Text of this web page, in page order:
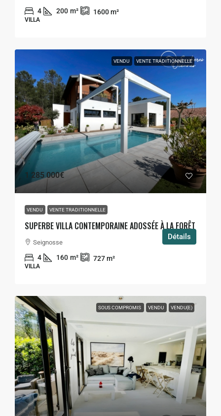
4 200 m² 1600m²
VILLA
VENDU VENTE TRADITIONNELLE
1 285 000€
VENDU VENTE TRADITIONNELLE
SUPERBE VILLA CONTEMPORAINE ADOSSÉE À LA FORÊT
Seignosse
4 160 m² 727m²
VILLA
Détails
SOUS COMPROMIS VENDU VENDU(E)